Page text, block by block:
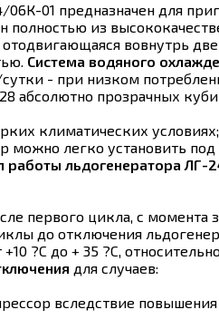
01 предназначен для
полностью из
вовнутрь
Система водяного
- при низком
абсолютно прозрачных
климатических условиях;
легко установить под
работы льдогенератора ЛГ-
цикла, с момента
до отключения
?С до + 35 ?С,
для случаев:
вследствие